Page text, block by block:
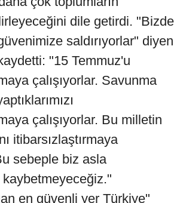
dile getirdi. "Bizde
saldırıyorlar" diyen
"15 Temmuz'u
çalışıyorlar. Savunma
çalışıyorlar. Bu milletin
itibarsızlaştırmaya
sebeple biz asla
en güvenli yer Türkiye"